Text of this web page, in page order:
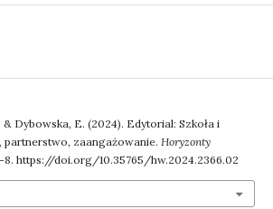
& Dybowska, E. (2024). Edytorial: Szkoła i
partnerstwo, zaangażowanie. Horyzonty
8. https://doi.org/10.35765/hw.2024.2366.02